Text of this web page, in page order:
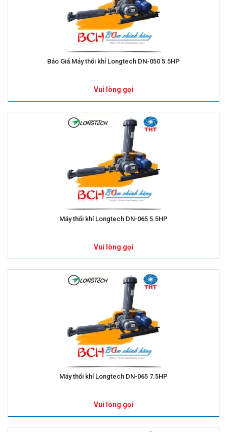
Báo Giá Máy thổi khí Longtech DN-050 5.5HP
Vui lòng gọi
Máy thổi khí Longtech DN-065 5.5HP
Vui lòng gọi
Máy thổi khí Longtech DN-065 7.5HP
Vui lòng gọi